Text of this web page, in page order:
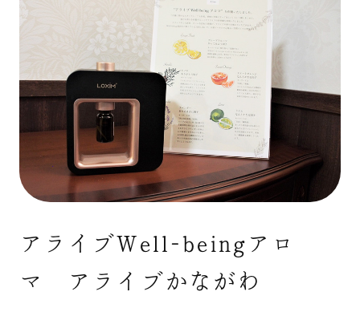
アライブWell-beingアロ
マ アライブかながわ